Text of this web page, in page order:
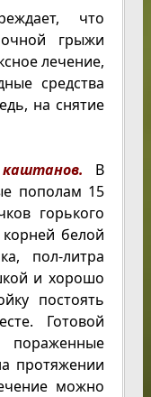
что
грыжи
лечение,
средства
на снятие
В
пополам 15
горького
белой
пол-литра
и хорошо
постоять
Готовой
протяжении
можно